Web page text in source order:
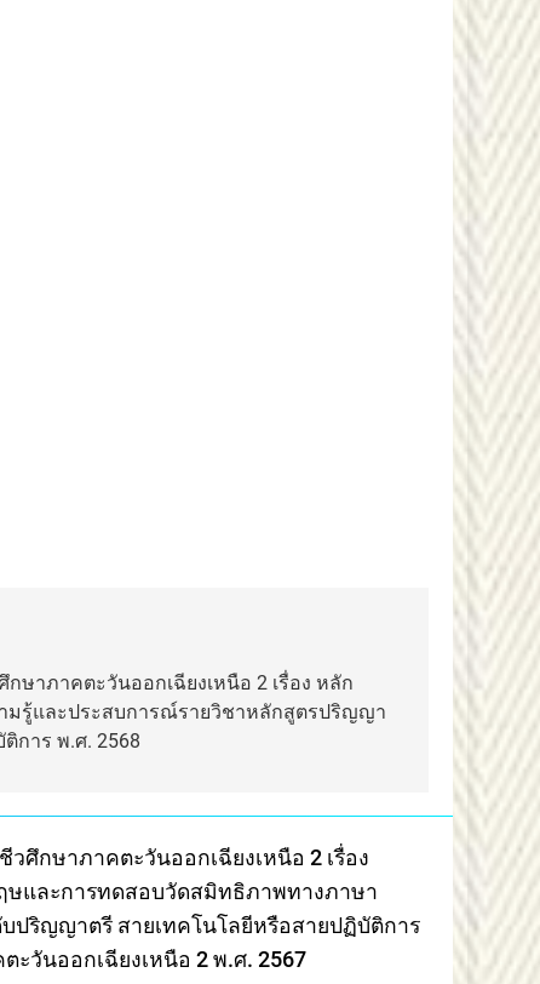
ษาภาคตะวันออกเฉียงเหนือ 2 เรื่อง หลัก
มรู้และประสบการณ์รายวิชาหลักสูตรปริญญา
การ พ.ศ. 2568
ศึกษาภาคตะวันออกเฉียงเหนือ 2 เรื่อง
และการทดสอบวัดสมิทธิภาพทางภาษา
ปริญญาตรี สายเทคโนโลยีหรือสายปฏิบัติการ
ะวันออกเฉียงเหนือ 2 พ.ศ. 2567